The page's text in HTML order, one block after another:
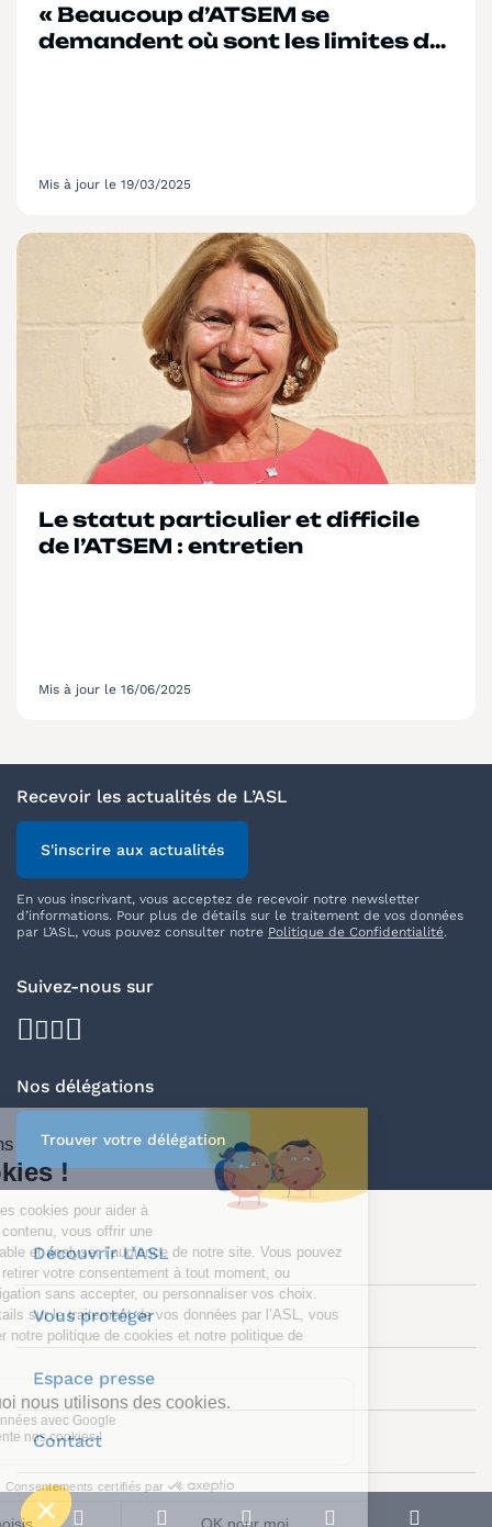
« Beaucoup d’ATSEM se
demandent où sont les limites de
Mis à jour le 19/03/2025
Le statut particulier et difficile
de l’ATSEM : entretien
Mis à jour le 16/06/2025
Recevoir les actualités de L’ASL
S'inscrire aux actualités
En vous inscrivant, vous acceptez de recevoir notre newsletter
d’informations. Pour plus de détails sur le traitement de vos données
par L’ASL, vous pouvez consulter notre Politique de Confidentialité.
Suivez-nous sur
facebook
instagram
linkedin
Nos délégations
Trouver votre délégation
Découvrir L'ASL
Vous protéger
Espace presse
Contact
Plan du site